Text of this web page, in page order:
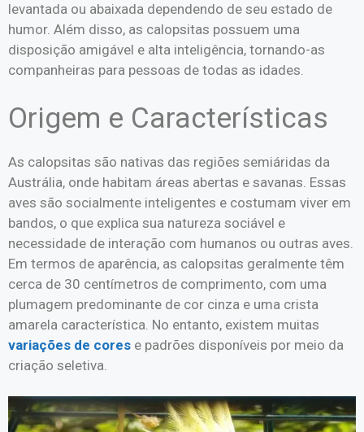
levantada ou abaixada dependendo de seu estado de
humor. Além disso, as calopsitas possuem uma
disposição amigável e alta inteligência, tornando-as
companheiras para pessoas de todas as idades.
Origem e Características
As calopsitas são nativas das regiões semiáridas da
Austrália, onde habitam áreas abertas e savanas. Essas
aves são socialmente inteligentes e costumam viver em
bandos, o que explica sua natureza sociável e
necessidade de interação com humanos ou outras aves.
Em termos de aparência, as calopsitas geralmente têm
cerca de 30 centímetros de comprimento, com uma
plumagem predominante de cor cinza e uma crista
amarela característica. No entanto, existem muitas
variações de cores e padrões disponíveis por meio da
criação seletiva.